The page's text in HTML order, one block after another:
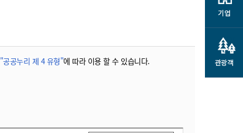
"공공누리 제 4 유형"에 따라 이용 할 수 있습니다.
기업
관광객